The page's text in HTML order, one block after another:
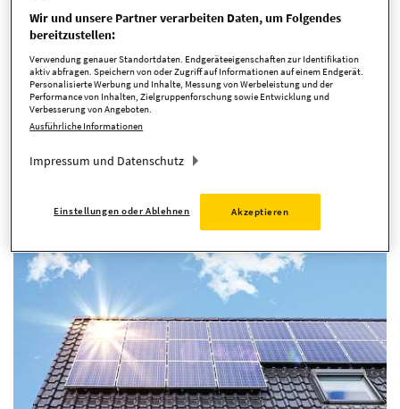
Grundsätzlich unterscheidet man zwischen mineralischen...
Eigenen Strom erzeugen
Photovoltaik-Anlage im Blick - so
Wir und unsere Partner verarbeiten Daten, um Folgendes
bereitzustellen:
Verwendung genauer Standortdaten. Endgeräteeigenschaften zur Identifikation
aktiv abfragen. Speichern von oder Zugriff auf Informationen auf einem Endgerät.
Personalisierte Werbung und Inhalte, Messung von Werbeleistung und der
Performance von Inhalten, Zielgruppenforschung sowie Entwicklung und
Verbesserung von Angeboten.
Ausführliche Informationen
Impressum und Datenschutz
Einstellungen oder Ablehnen Akzeptieren